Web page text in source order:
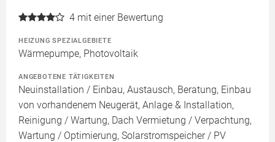
4 mit einer Bewertung
HEIZUNG SPEZIALGEBIETE
Wärmepumpe, Photovoltaik
ANGEBOTENE TÄTIGKEITEN
Neuinstallation / Einbau, Austausch, Beratung, Einbau
von vorhandenem Neugerät, Anlage & Installation,
Reinigung / Wartung, Dach Vermietung / Verpachtung,
Wartung / Optimierung, Solarstromspeicher / PV